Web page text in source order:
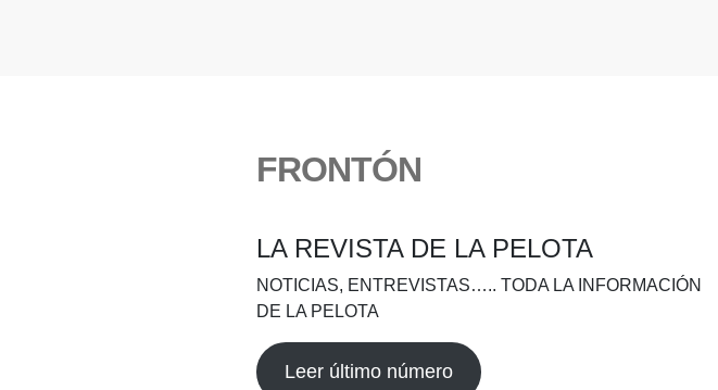
FRONTÓN
LA REVISTA DE LA PELOTA
NOTICIAS, ENTREVISTAS….. TODA LA INFORMACIÓN
DE LA PELOTA
Leer último número